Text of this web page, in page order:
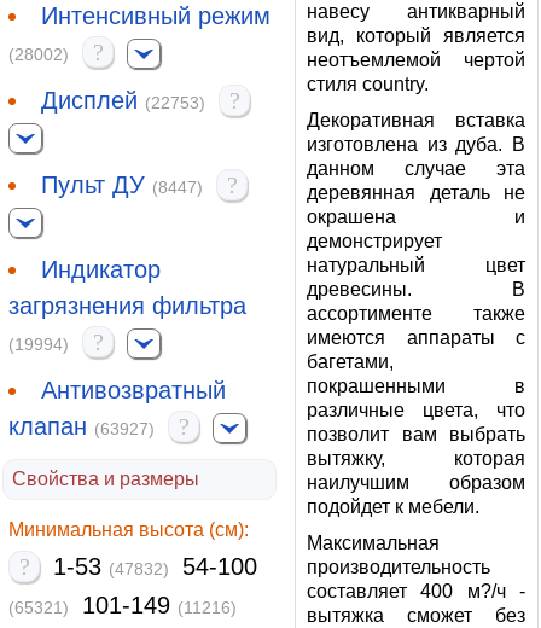
Интенсивный режим
(28002)
?
Дисплей (22753) ?
Пульт ДУ (8447) ?
Индикатор
загрязнения фильтра
(19994)
?
Антивозвратный
клапан (63927) ?
Свойства и размеры
Минимальная высота (см):
? 1-53 (47832) 54-100
(65321) 101-149 (11216)
навесу антикварный
вид, который является
неотъемлемой чертой
стиля country.
Декоративная вставка
изготовлена из дуба. В
данном случае эта
деревянная деталь не
окрашена и
демонстрирует
натуральный цвет
древесины. В
ассортименте также
имеются аппараты с
багетами,
покрашенными в
различные цвета, что
позволит вам выбрать
вытяжку, которая
наилучшим образом
подойдет к мебели.
Максимальная
производительность
составляет 400 м?/ч -
вытяжка сможет без